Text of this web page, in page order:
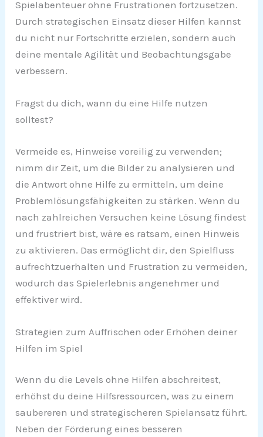
Spielabenteuer ohne Frustrationen fortzusetzen.
Durch strategischen Einsatz dieser Hilfen kannst
du nicht nur Fortschritte erzielen, sondern auch
deine mentale Agilität und Beobachtungsgabe
verbessern.
Fragst du dich, wann du eine Hilfe nutzen
solltest?
Vermeide es, Hinweise voreilig zu verwenden;
nimm dir Zeit, um die Bilder zu analysieren und
die Antwort ohne Hilfe zu ermitteln, um deine
Problemlösungsfähigkeiten zu stärken. Wenn du
nach zahlreichen Versuchen keine Lösung findest
und frustriert bist, wäre es ratsam, einen Hinweis
zu aktivieren. Das ermöglicht dir, den Spielfluss
aufrechtzuerhalten und Frustration zu vermeiden,
wodurch das Spielerlebnis angenehmer und
effektiver wird.
Strategien zum Auffrischen oder Erhöhen deiner
Hilfen im Spiel
Wenn du die Levels ohne Hilfen abschreitest,
erhöhst du deine Hilfsressourcen, was zu einem
saubereren und strategischeren Spielansatz führt.
Neben der Förderung eines besseren